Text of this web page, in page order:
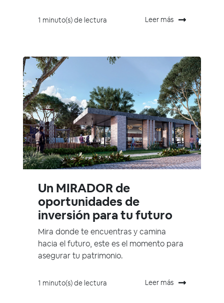
1 minuto(s) de lectura Leer más
Un MIRADOR de
oportunidades de
inversión para tu futuro
Mira donde te encuentras y camina
hacia el futuro, este es el momento para
asegurar tu patrimonio.
1 minuto(s) de lectura Leer más